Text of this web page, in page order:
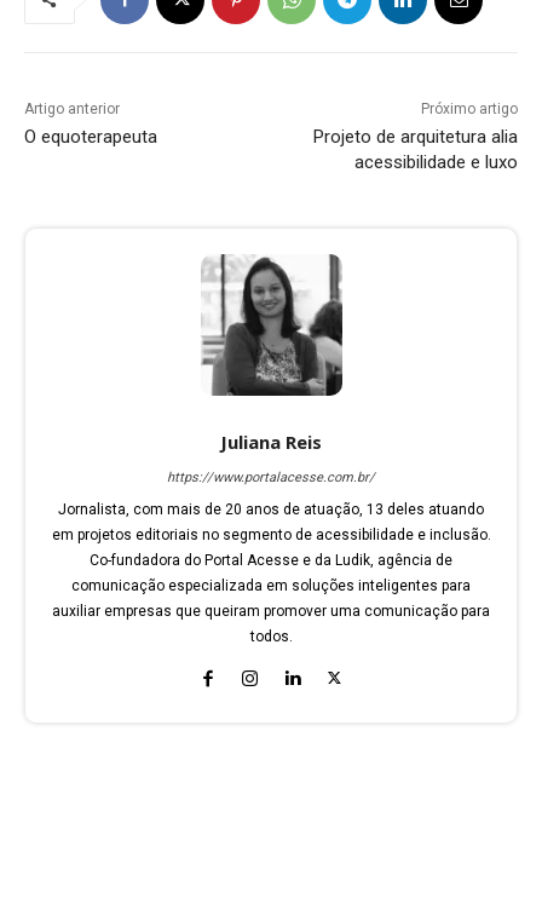
Artigo anterior
O equoterapeuta
Próximo artigo
Projeto de arquitetura alia
acessibilidade e luxo
Juliana Reis
https://www.portalacesse.com.br/
Jornalista, com mais de 20 anos de atuação, 13 deles atuando
em projetos editoriais no segmento de acessibilidade e inclusão.
Co-fundadora do Portal Acesse e da Ludik, agência de
comunicação especializada em soluções inteligentes para
auxiliar empresas que queiram promover uma comunicação para
todos.